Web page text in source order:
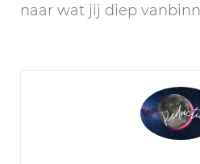
naar wat jij diep